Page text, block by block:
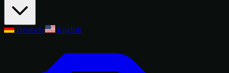
Deutsch English